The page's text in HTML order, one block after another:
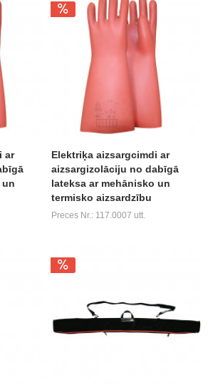
ar
un
Elektriķa aizsargcimdi ar
aizsargizolāciju no dabīgā
lateksa ar mehānisko un
termisko aizsardzību
Preces Nr.: 117.0007 utt.